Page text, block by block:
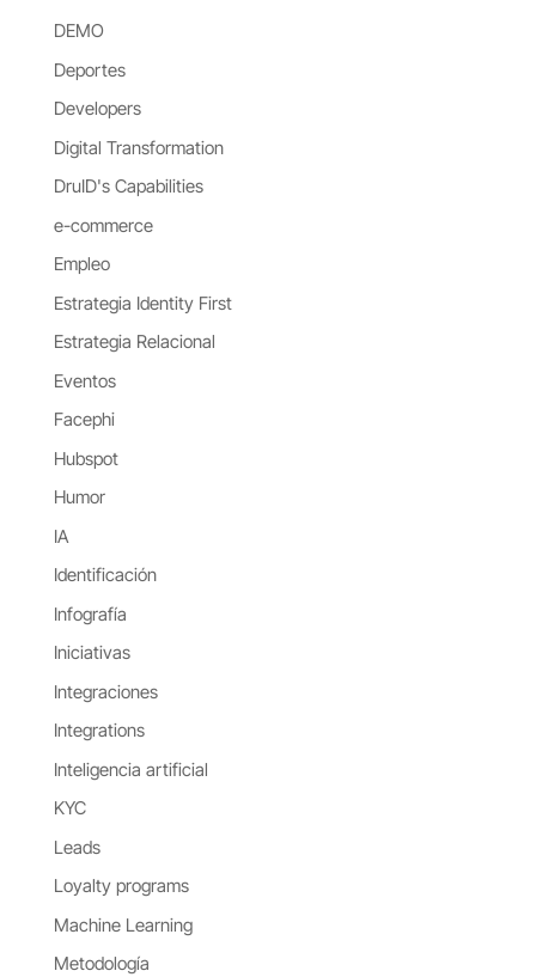
DEMO
Deportes
Developers
Digital Transformation
DruID's Capabilities
e-commerce
Empleo
Estrategia Identity First
Estrategia Relacional
Eventos
Facephi
Hubspot
Humor
IA
Identificación
Infografía
Iniciativas
Integraciones
Integrations
Inteligencia artificial
KYC
Leads
Loyalty programs
Machine Learning
Metodología